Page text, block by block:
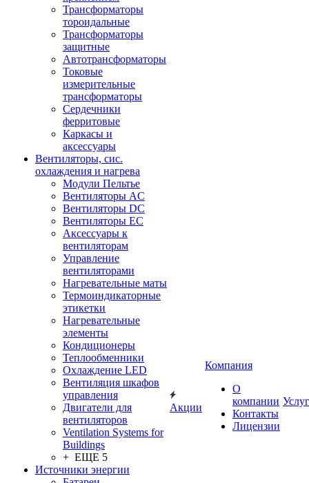
Трансформаторы
тороидальные
Трансформаторы
защитные
Автотрансформаторы
Токовые
измерительные
трансформаторы
Сердечники
ферритовые
Каркасы и
аксессуары
Вентиляторы, сис.
охлаждения и нагрева
Модули Пельтье
Вентиляторы AC
Вентиляторы DC
Вентиляторы EC
Аксессуары к
вентиляторам
Управление
вентиляторами
Нагревательные маты
Термоиндикаторные
этикетки
Нагревательные
элементы
Кондиционеры
Теплообменники
Охлаждение LED
Вентиляция шкафов
управления
Двигатели для
вентиляторов
Ventilation Systems for
Buildings
+ ЕЩЕ 5
Источники энергии
Акции
Компания
О
компании
Контакты
Лицензии